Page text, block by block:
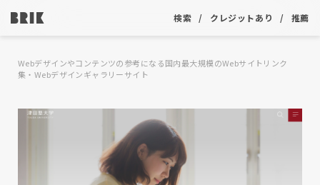
検索 クレジットあり 推薦
Webデザインやコンテンツの参考になる国内最大規模のWebサイトリンク
集・Webデザインギャラリーサイト